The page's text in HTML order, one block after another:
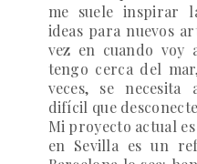
me suele inspirar
ideas para nuevos
vez en cuando voy
tengo cerca del
veces, se necesita
difícil que
Mi proyecto actual
en Sevilla es un